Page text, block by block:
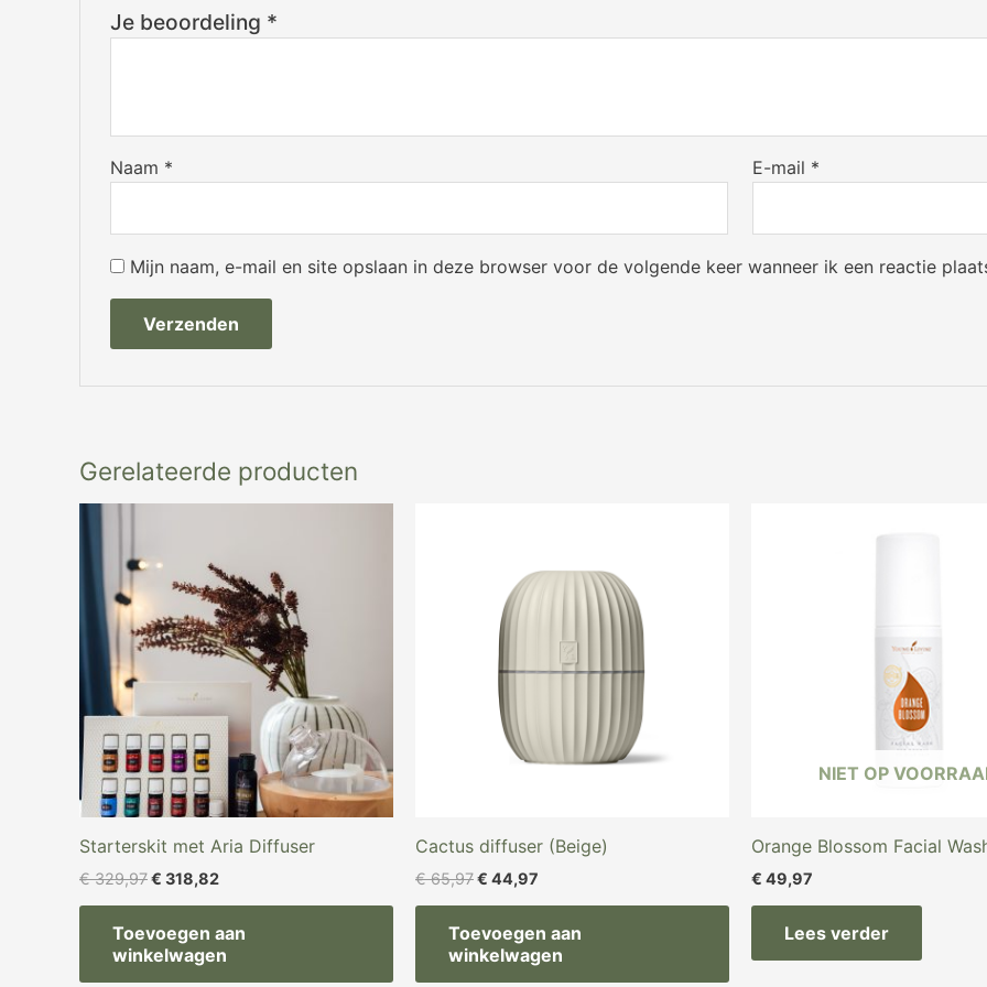
Je beoordeling *
Naam * E-mail *
Mijn naam, e-mail en site opslaan in deze browser voor de volgende keer wanneer ik een reactie
Gerelateerde producten
Starterskit met Aria Diffuser
€329,97
€ 329,97.
€ 318,82
€ 318,82.
Toevoegen aan
winkelwagen
Cactus diffuser (Beige)
€65,97
€ 65,97.
€ 44,97
€ 44,97.
Toevoegen aan
winkelwagen
NIET OP
Orange Blossom Facial
€ 49,97
Lees verder